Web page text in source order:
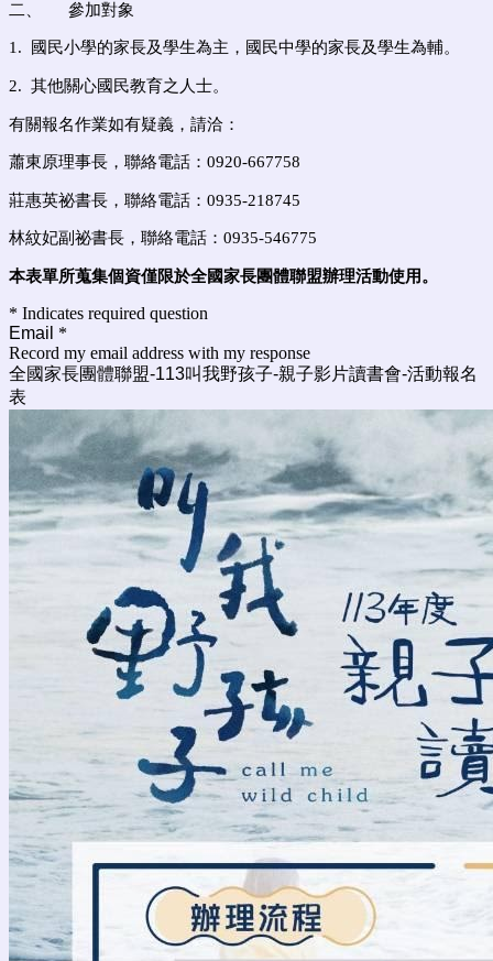
二、 參加對象
1. 國民小學的家長及學生為主，國民中學的家長及學生為輔。
2. 其他關心國民教育之人士。
有關報名作業如有疑義，請洽：
蕭東原理事長，聯絡電話：0920-667758
莊惠英祕書長，聯絡電話：0935-218745
林紋妃副祕書長，聯絡電話：0935-546775
本表單所蒐集個資僅限於全國家長團體聯盟辦理活動使用。
* Indicates required question
Email *
Record my email address with my response
全國家長團體聯盟-113叫我野孩子-親子影片讀書會-活動報名
表